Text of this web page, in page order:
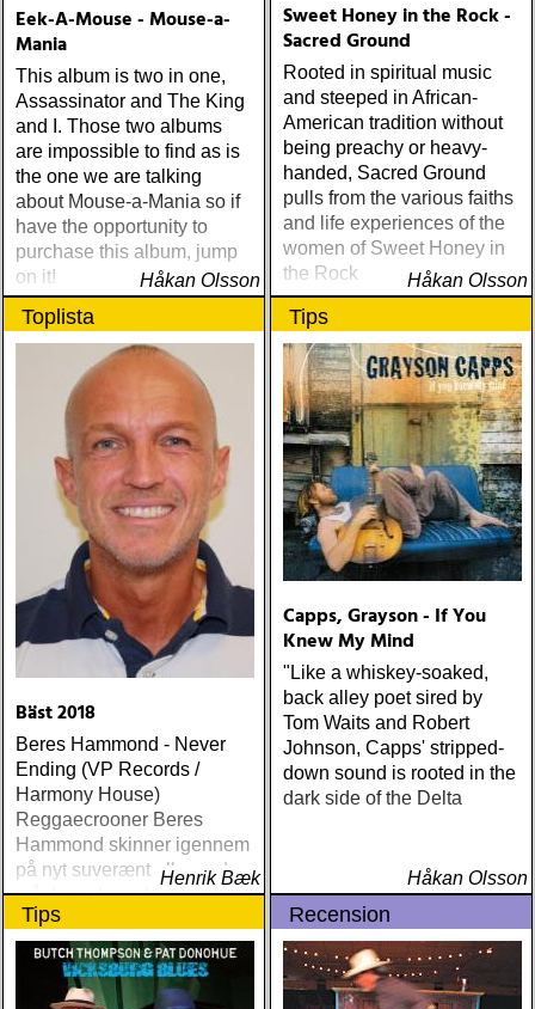
Eek-A-Mouse - Mouse-a-
Mania
This album is two in one,
Assassinator and The King
and I. Those two albums
are impossible to find as is
the one we are talking
about Mouse-a-Mania so if
have the opportunity to
purchase this album, jump
on it!
Håkan Olsson
Sweet Honey in the Rock -
Sacred Ground
Rooted in spiritual music
and steeped in African-
American tradition without
being preachy or heavy-
handed, Sacred Ground
pulls from the various faiths
and life experiences of the
women of Sweet Honey in
the Rock
Håkan Olsson
Toplista
Bäst 2018
Beres Hammond - Never
Ending (VP Records /
Harmony House)
Reggaecrooner Beres
Hammond skinner igennem
på nyt suverænt album, der
måske er hans bedste
gennem tiderne
Henrik Bæk
Tips
Capps, Grayson - If You
Knew My Mind
"Like a whiskey-soaked,
back alley poet sired by
Tom Waits and Robert
Johnson, Capps' stripped-
down sound is rooted in the
dark side of the Delta
Håkan Olsson
Tips Recension